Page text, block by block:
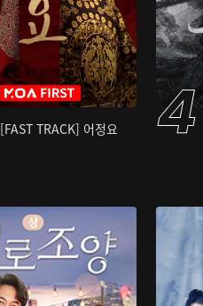
[FAST TRACK] 어정요